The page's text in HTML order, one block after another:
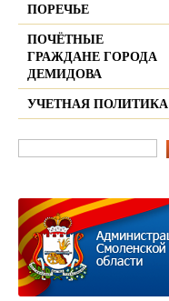
ПОРЕЧЬЕ
ПОЧЁТНЫЕ
ГРАЖДАНЕ ГОРОДА
ДЕМИДОВА
УЧЕТНАЯ ПОЛИТИКА